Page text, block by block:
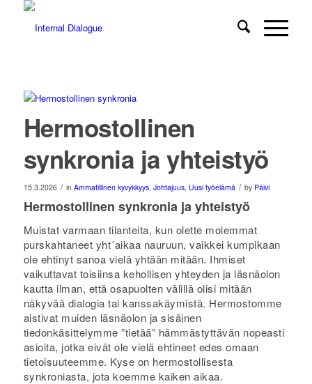
Hermostollinen
synkronia ja yhteistyö
15.3.2026 / in Ammatillinen kyvykkyys, Johtajuus, Uusi työelämä / by Päivi
Hermostollinen synkronia ja yhteistyö
Muistat varmaan tilanteita, kun olette molemmat
purskahtaneet yht´aikaa nauruun, vaikkei kumpikaan
ole ehtinyt sanoa vielä yhtään mitään. Ihmiset
vaikuttavat toisiinsa kehollisen yhteyden ja läsnäolon
kautta ilman, että osapuolten välillä olisi mitään
näkyvää dialogia tai kanssakäymistä. Hermostomme
aistivat muiden läsnäolon ja sisäinen
tiedonkäsittelymme ”tietää” hämmästyttävän nopeasti
asioita, jotka eivät ole vielä ehtineet edes omaan
tietoisuuteemme. Kyse on hermostollisesta
synkroniasta, jota koemme kaiken aikaa.